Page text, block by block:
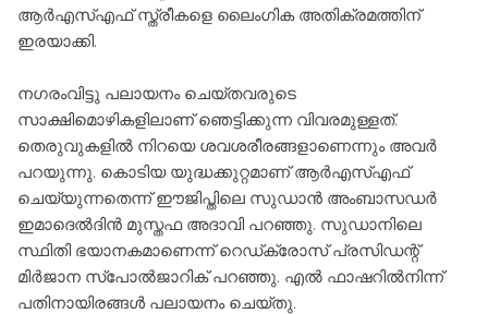
ആർഎസ്എഫ് സ്ത്രീകളെ ലൈംഗിക അതിക്രമത്തിന്
ഇരയാക്കി.
നഗരംവിട്ടു പലായനം ചെയ്തവരുടെ
സാക്ഷിമൊഴികളിലാണ് ഞെട്ടിക്കുന്ന വിവരമുള്ളത്.
തെരുവുകളിൽ നിറയെ ശവശരീരങ്ങളാണെന്നും അവർ
പറയുന്നു. കൊടിയ യുദ്ധക്കുറ്റമാണ് ആർഎസ്എഫ്
ചെയ്യുന്നതെന്ന് ഈജിപ്തിലെ സുഡാൻ അംബാസഡർ
ഇമാദെൽദിൻ മുസ്തഫ അദാവി പറഞ്ഞു. സുഡാനിലെ
സ്ഥിതി ഭയാനകമാണെന്ന് റെഡ്ക്രോസ് പ്രസിഡന്റ്
മിർജാന സ്പോൽജാറിക് പറഞ്ഞു. എൽ ഫാഷറിൽനിന്ന്
പതിനായിരങ്ങൾ പലായനം ചെയ്തു.